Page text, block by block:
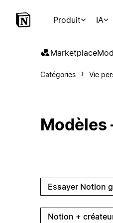
Produit IA
Marketplace
Catégories Vie
Essayer Notion
Notion +